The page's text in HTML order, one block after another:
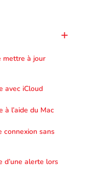
mettre à jour
avec iCloud
à l’aide du Mac
connexion sans
d’une alerte lors